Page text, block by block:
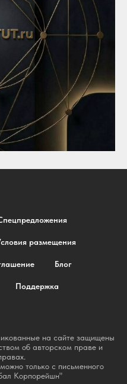
размещения
Блог
Поддержка
на сайте защищены
об авторском праве и
только с письменного
Корпорейшн"